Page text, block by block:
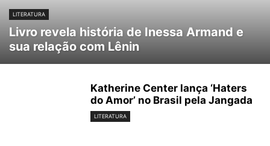
LITERATURA
Livro revela história de Inessa Armand e
sua relação com Lênin
Katherine Center lança ‘Haters
do Amor’ no Brasil pela Jangada
LITERATURA